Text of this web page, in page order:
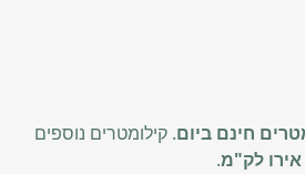
. קילומטרים נוספים
.